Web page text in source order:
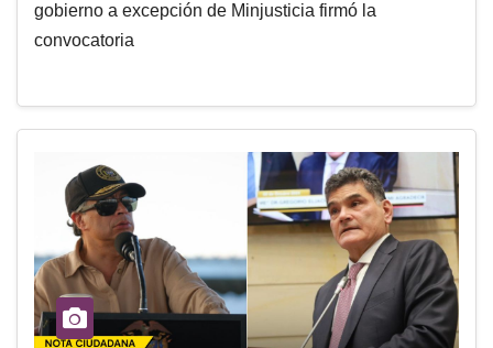
gobierno a excepción de Minjusticia firmó la
convocatoria